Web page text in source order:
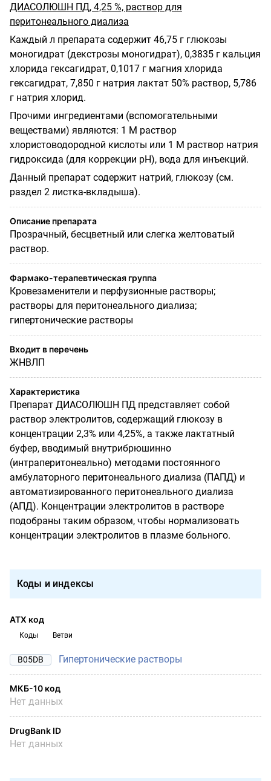
ДИАСОЛЮШН ПД, 4,25 %, раствор для
перитонеального диализа
Каждый л препарата содержит 46,75 г глюкозы
моногидрат (декстрозы моногидрат), 0,3835 г кальция
хлорида гексагидрат, 0,1017 г магния хлорида
гексагидрат, 7,850 г натрия лактат 50% раствор, 5,786
г натрия хлорид.
Прочими ингредиентами (вспомогательными
веществами) являются: 1 М раствор
хлористоводородной кислоты или 1 М раствор натрия
гидроксида (для коррекции рН), вода для инъекций.
Данный препарат содержит натрий, глюкозу (см.
раздел 2 листка-вкладыша).
Описание препарата
Прозрачный, бесцветный или слегка желтоватый
раствор.
Фармако-терапевтическая группа
Кровезаменители и перфузионные растворы;
растворы для перитонеального диализа;
гипертонические растворы
Входит в перечень
ЖНВЛП
Характеристика
Препарат ДИАСОЛЮШН ПД представляет собой
раствор электролитов, содержащий глюкозу в
концентрации 2,3% или 4,25%, а также лактатный
буфер, вводимый внутрибрюшинно
(интраперитонеально) методами постоянного
амбулаторного перитонеального диализа (ПАПД) и
автоматизированного перитонеального диализа
(АПД). Концентрации электролитов в растворе
подобраны таким образом, чтобы нормализовать
концентрации электролитов в плазме больного.
Коды и индексы
АТХ код
Коды Ветви
B05DB Гипертонические растворы
МКБ-10 код
Нет данных
DrugBank ID
Нет данных